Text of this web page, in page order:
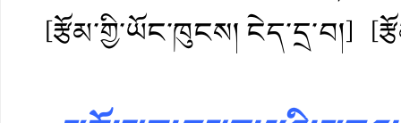
[རྩོམ་གྱི་ཡོང་ཁུངས། ངེད་དྲ་བ།]